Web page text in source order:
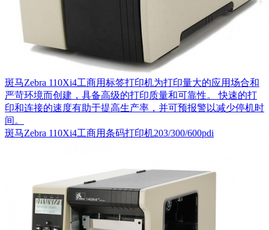
斑马Zebra 110Xi4工商用标签打印机为打印量大的应用场合和
严苛环境而创建，具备高级的打印质量和可靠性。 快速的打
印和连接的速度有助于提高生产率，并可预报警以减少停机时
间。
斑马Zebra 110Xi4工商用条码打印机203/300/600pdi